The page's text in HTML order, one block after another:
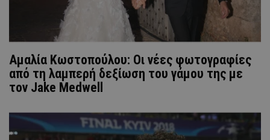
Αμαλία Κωστοπούλου: Οι νέες φωτογραφίες
από τη λαμπερή δεξίωση του γάμου της με
τον Jake Medwell